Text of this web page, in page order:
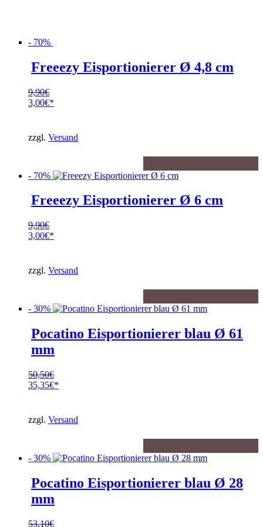
- 70%
Freeezy Eisportionierer Ø 4,8 cm
9,90€
Ursprünglicher
9,90€
3,00€
ist:
3,00€.
zzgl. Versand
- 70%
Freeezy Eisportionierer Ø 6 cm
9,90€
Ursprünglicher
9,90€
3,00€
ist:
3,00€.
zzgl. Versand
- 30%
Pocatino Eisportionierer blau Ø 61
mm
50,50€
Ursprünglicher
50,50€
35,35€
ist:
35,35€.
zzgl. Versand
- 30%
Pocatino Eisportionierer blau Ø 28
mm
53,10€